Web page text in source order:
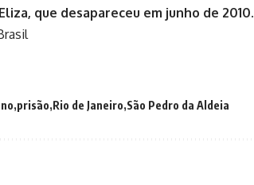
que desapareceu em junho de 2010.
prisão Rio de Janeiro São Pedro da Aldeia